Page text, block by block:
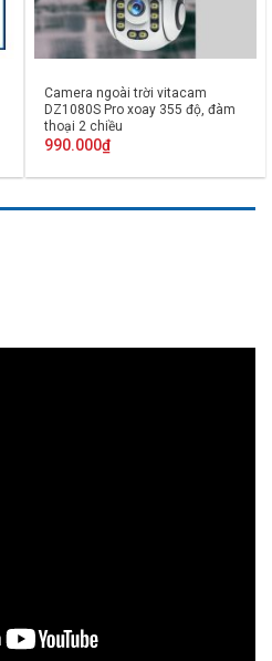
Camera ngoài trời vitacam
DZ1080S Pro xoay 355 độ, đàm
thoại 2 chiều
990.000₫